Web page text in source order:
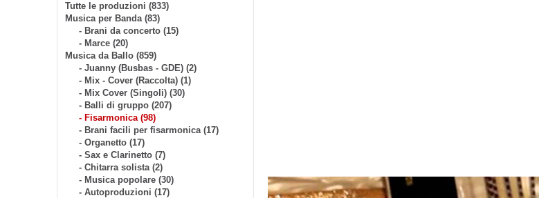
Tutte le produzioni (833)
Musica per Banda (83)
- Brani da concerto (15)
- Marce (20)
Musica da Ballo (859)
- Juanny (Busbas - GDE) (2)
- Mix - Cover (Raccolta) (1)
- Mix Cover (Singoli) (30)
- Balli di gruppo (207)
- Fisarmonica (98)
- Brani facili per fisarmonica (17)
- Organetto (17)
- Sax e Clarinetto (7)
- Chitarra solista (2)
- Musica popolare (30)
- Autoproduzioni (17)